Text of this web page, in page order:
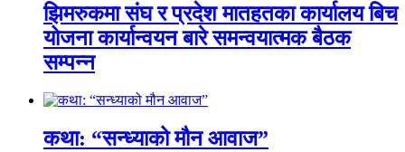
झिमरुकमा संघ र प्रदेश मातहतका कार्यालय बिच
योजना कार्यान्वयन बारे समन्वयात्मक बैठक
सम्पन्न
कथा: “सन्ध्याको मौन आवाज”